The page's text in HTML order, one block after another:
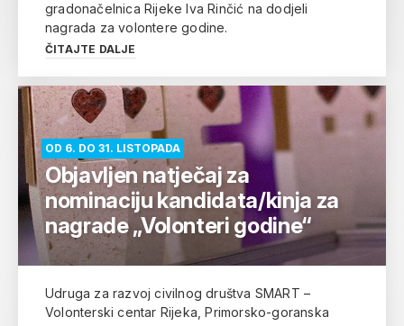
gradonačelnica Rijeke Iva Rinčić na dodjeli
nagrada za volontere godine.
ČITAJTE DALJE
OD 6. DO 31. LISTOPADA
Objavljen natječaj za
nominaciju kandidata/kinja za
nagrade „Volonteri godine“
Udruga za razvoj civilnog društva SMART –
Volonterski centar Rijeka, Primorsko-goranska